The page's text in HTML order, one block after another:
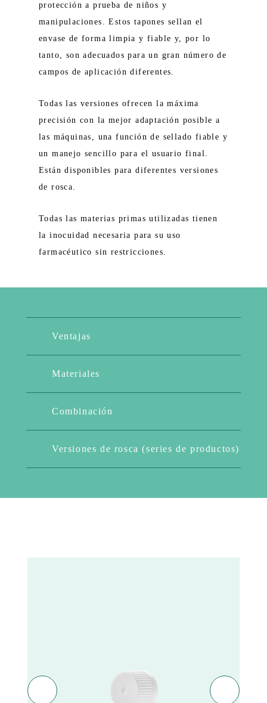
protección a prueba de niños y
manipulaciones. Estos tapones sellan el
envase de forma limpia y fiable y, por lo
tanto, son adecuados para un gran número de
campos de aplicación diferentes.
Todas las versiones ofrecen la máxima
precisión con la mejor adaptación posible a
las máquinas, una función de sellado fiable y
un manejo sencillo para el usuario final.
Están disponibles para diferentes versiones
de rosca.
Todas las materias primas utilizadas tienen
la inocuidad necesaria para su uso
farmacéutico sin restricciones.
Ventajas
Materiales
Combinación
Versiones de rosca (series de productos)